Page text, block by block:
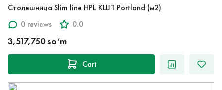
Столешница Slim line HPL КШП Portland (м2)
0 reviews
0.0
3,517,750 so‘m
Cart